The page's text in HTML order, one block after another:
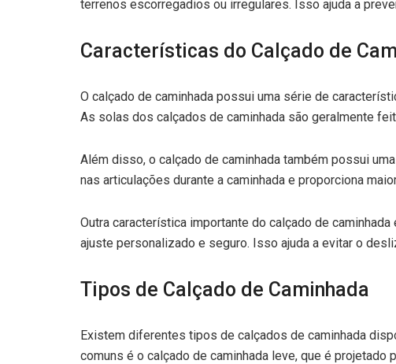
terrenos escorregadios ou irregulares. Isso ajuda a
Características do Calçado de
O calçado de caminhada possui uma série de
As solas dos calçados de caminhada são geralmente
Além disso, o calçado de caminhada também possui
nas articulações durante a caminhada e proporciona
Outra característica importante do calçado de
ajuste personalizado e seguro. Isso ajuda a evitar o
Tipos de Calçado de Caminhada
Existem diferentes tipos de calçados de caminhada
comuns é o calçado de caminhada leve, que é